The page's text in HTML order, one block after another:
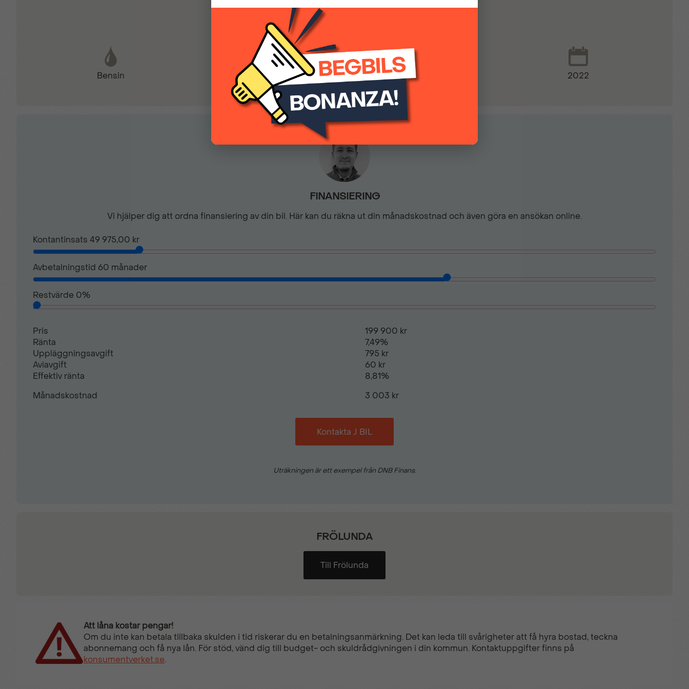
Parkeringssensor fram
Start- & Stoppfunktion
199 900 kr
Bensin Manuell 5324 2022
FINANSIERING
Vi hjälper dig att ordna finansiering av din bil. Här kan du räkna ut din månadskostnad och även göra en ansökan online.
Kontantinsats 49 975,00 kr
Avbetalningstid 60 månader
Restvärde 0%
Pris
199 900 kr
Ränta
7,49%
Uppläggningsavgift
795 kr
Aviavgift
60 kr
Effektiv ränta
8,81%
Månadskostnad
3 003 kr
Kontakta J BIL
Uträkningen är ett exempel från DNB Finans.
FRÖLUNDA
Till Frölunda
Att låna kostar pengar!
Om du inte kan betala tillbaka skulden i tid riskerar du en betalningsanmärkning. Det kan leda till svårigheter att få hyra bostad, teckna
abonnemang och få nya lån. För stöd, vänd dig till budget- och skuldrådgivningen i din kommun. Kontaktuppgifter finns på
konsumentverket.se.